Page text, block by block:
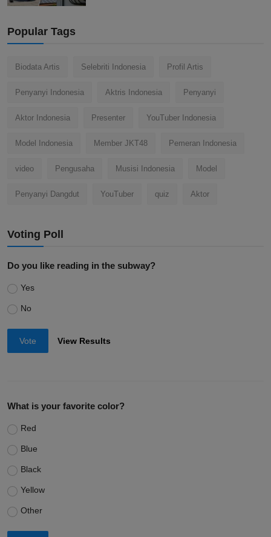
Popular Tags
Biodata Artis Selebriti Indonesia Profil Artis
Penyanyi Indonesia Aktris Indonesia Penyanyi
Aktor Indonesia Presenter YouTuber Indonesia
Model Indonesia Member JKT48 Pemeran Indonesia
video Pengusaha Musisi Indonesia Model
Penyanyi Dangdut YouTuber quiz Aktor
Voting Poll
Do you like reading in the subway?
Yes
No
Vote View Results
What is your favorite color?
Red
Blue
Black
Yellow
Other